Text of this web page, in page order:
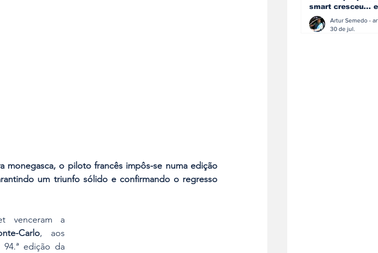
monegasca, o piloto francês impôs-se numa edição
um triunfo sólido e confirmando o regresso
Carlo, aos
edição da
smart cresceu... e
amadureceu
30 de jul.